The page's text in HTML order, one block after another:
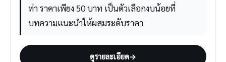
ท่า ราคาเพียง 50 บาท เป็นตัวเลือกงบน้อยที่
บทความแนะนำให้ผสมระดับราคา
ดูรายละเอียด→